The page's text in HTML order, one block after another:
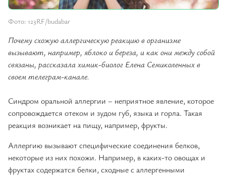
Фото: 123RF/budabar
Почему схожую аллергическую реакцию в организме
вызывают, например, яблоко и береза, и как они между собой
связаны, рассказала химик-биолог Елена Семиколенных в
своем телеграм-канале.
Синдром оральной аллергии – неприятное явление, которое
сопровождается отеком и зудом губ, языка и горла. Такая
реакция возникает на пищу, например, фрукты.
Аллергию вызывают специфические соединения белков,
некоторые из них похожи. Например, в каких-то овощах и
фруктах содержатся белки, сходные с аллергенными